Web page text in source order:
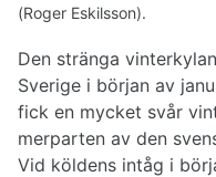
(Roger Eskilsson).
Den stränga
Sverige i början av
fick en mycket svår
merparten av den
Vid köldens intåg i